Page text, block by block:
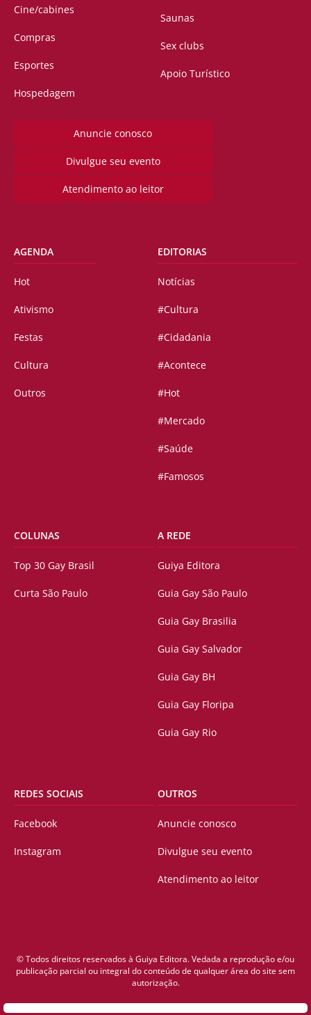
Cine/cabines
Compras
Esportes
Hospedagem
Saunas
Sex clubs
Apoio Turístico
Anuncie conosco
Divulgue seu evento
Atendimento ao leitor
AGENDA
Hot
Ativismo
Festas
Cultura
Outros
EDITORIAS
Notícias
#Cultura
#Cidadania
#Acontece
#Hot
#Mercado
#Saúde
#Famosos
COLUNAS
Top 30 Gay Brasil
Curta São Paulo
A REDE
Guiya Editora
Guia Gay São Paulo
Guia Gay Brasilia
Guia Gay Salvador
Guia Gay BH
Guia Gay Floripa
Guia Gay Rio
REDES SOCIAIS
Facebook
Instagram
OUTROS
Anuncie conosco
Divulgue seu evento
Atendimento ao leitor
© Todos direitos reservados à Guiya Editora. Vedada a reprodução e/ou
publicação parcial ou integral do conteúdo de qualquer área do site sem
autorização.